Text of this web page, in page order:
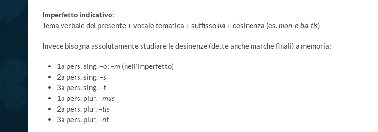
Imperfetto indicativo:
Tema verbale del presente + vocale tematica + suffissobā+ desinenza (es.mon-e-bā-tis)
Invece bisogna assolutamente studiare le desinenze (dette anche marche finali) a memoria:
1a pers. sing. –o; –m (nell’imperfetto)
2a pers. sing. –s
3a pers. sing. –t
1a pers. plur. –mus
2a pers. plur. –tis
3a pers. plur. –nt